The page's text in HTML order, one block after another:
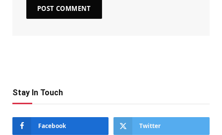
Stay In Touch
Facebook Twitter